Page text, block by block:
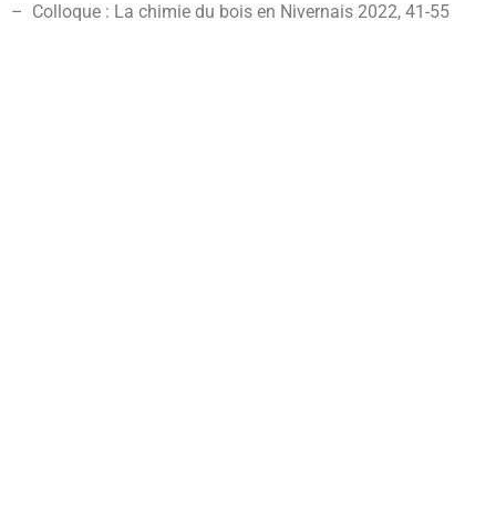
– Colloque : La chimie du bois en Nivernais 2022, 41-55